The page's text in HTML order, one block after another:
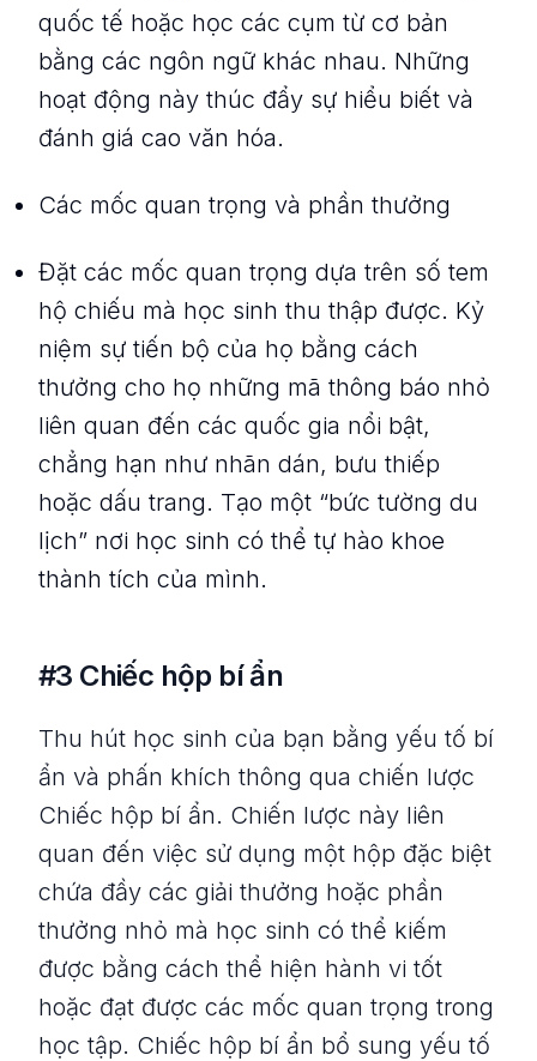
quốc tế hoặc học các cụm từ cơ bản
bằng các ngôn ngữ khác nhau. Những
hoạt động này thúc đẩy sự hiểu biết và
đánh giá cao văn hóa.
Các mốc quan trọng và phần thưởng
Đặt các mốc quan trọng dựa trên số tem
hộ chiếu mà học sinh thu thập được. Kỷ
niệm sự tiến bộ của họ bằng cách
thưởng cho họ những mã thông báo nhỏ
liên quan đến các quốc gia nổi bật,
chẳng hạn như nhãn dán, bưu thiếp
hoặc dấu trang. Tạo một “bức tường du
lịch” nơi học sinh có thể tự hào khoe
thành tích của mình.
#3 Chiếc hộp bí ẩn
Thu hút học sinh của bạn bằng yếu tố bí
ẩn và phấn khích thông qua chiến lược
Chiếc hộp bí ẩn. Chiến lược này liên
quan đến việc sử dụng một hộp đặc biệt
chứa đầy các giải thưởng hoặc phần
thưởng nhỏ mà học sinh có thể kiếm
được bằng cách thể hiện hành vi tốt
hoặc đạt được các mốc quan trọng trong
học tập. Chiếc hộp bí ẩn bổ sung yếu tố